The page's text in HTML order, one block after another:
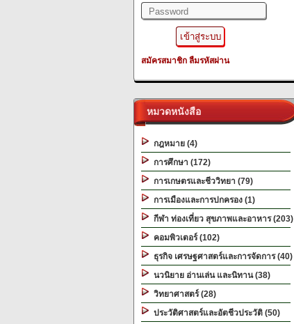
สมัครสมาชิก ลืมรหัสผ่าน
หมวดหนังสือ
กฎหมาย (4)
การศึกษา (172)
การเกษตรและชีววิทยา (79)
การเมืองและการปกครอง (1)
กีฬา ท่องเที่ยว สุขภาพและอาหาร (203)
คอมพิวเตอร์ (102)
ธุรกิจ เศรษฐศาสตร์และการจัดการ (40)
นวนิยาย อ่านเล่น และนิทาน (38)
วิทยาศาสตร์ (28)
ประวัติศาสตร์และอัตชีวประวัติ (50)